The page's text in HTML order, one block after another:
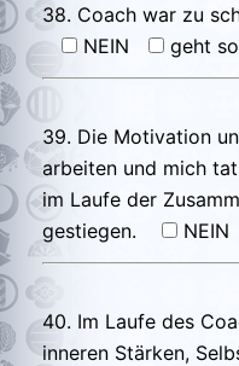
38. Coach war zu
NEIN
geht so
39. Die Motivation
arbeiten und mich
im Laufe der
gestiegen.
NEIN
40. Im Laufe des
inneren Stärken,